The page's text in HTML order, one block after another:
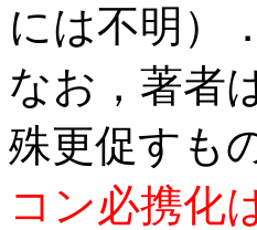
には不明）．
なお，著者
殊更促すも
コン必携化